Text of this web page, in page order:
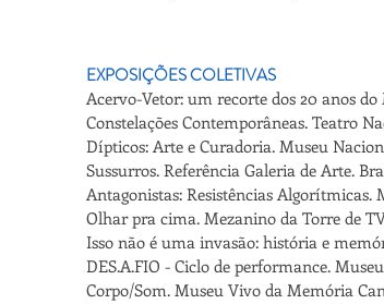
EXPOSIÇÕES COLETIVAS
Acervo-Vetor: um recorte dos 20 anos
Constelações Contemporâneas. Teatro
Dípticos: Arte e Curadoria. Museu
Sussurros. Referência Galeria de Arte.
Antagonistas: Resistências Algorítmicas.
Olhar pra cima. Mezanino da Torre de
Isso não é uma invasão: história e
DES.A.FIO - Ciclo de performance.
Corpo/Som. Museu Vivo da Memória